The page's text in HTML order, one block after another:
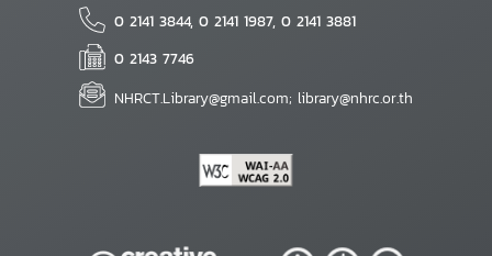
0 2141 3844, 0 2141 1987, 0 2141 3881
0 2143 7746
NHRCT.Library@gmail.com; library@nhrc.or.th